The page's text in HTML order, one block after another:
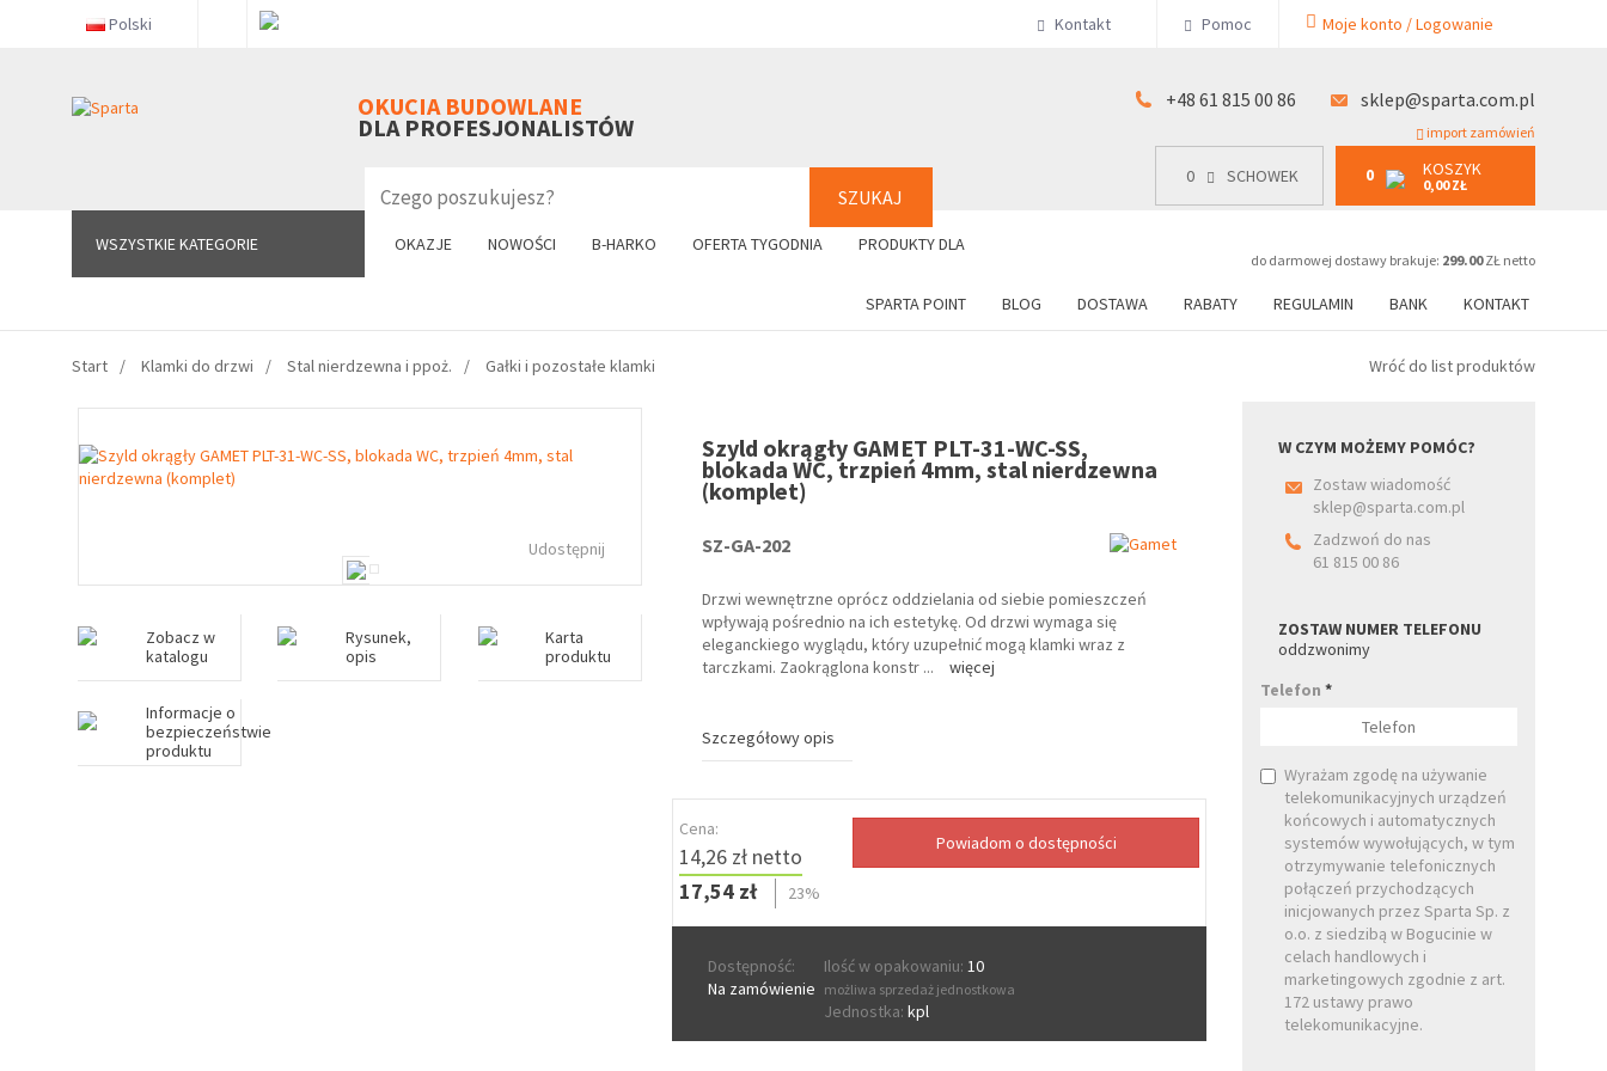
Polski Kontakt Pomoc Moje konto / Logowanie
OKUCIA BUDOWLANE
DLA PROFESJONALISTÓW
SZUKAJ
+48 61 815 00 86 sklep@sparta.com.pl
import zamówień
0 SCHOWEK 0 KOSZYK
0,00 ZŁ
do darmowej dostawy brakuje: 299.00ZŁ netto
WSZYSTKIE KATEGORIE OKAZJE NOWOŚCI B-HARKO OFERTA TYGODNIA PRODUKTY DLA
SPARTA POINT BLOG DOSTAWA RABATY REGULAMIN BANK KONTAKT
WSZYSTKIE KATEGORIE 0 SCHOWEK 0 KOSZYK
0,00 ZŁ
+48 61 815 00 86
Start Klamki do drzwi Stal nierdzewna i ppoż. Gałki i pozostałe klamki Wróć do list produktów
Udostępnij
Zobacz w
katalogu
Rysunek,
opis
Karta
produktu
Informacje o
bezpieczeństwie
produktu
Szyld okrągły GAMET PLT-31-WC-SS,
blokada WC, trzpień 4mm, stal nierdzewna
(komplet)
SZ-GA-202
Drzwi wewnętrzne oprócz oddzielania od siebie pomieszczeń
wpływają pośrednio na ich estetykę. Od drzwi wymaga się
eleganckiego wyglądu, który uzupełnić mogą klamki wraz z
tarczkami. Zaokrąglona konstr ... więcej
Szczegółowy opis
Cena:
14,26 zł netto
17,54 zł
23%
Dostępność:
Na zamówienie
Ilość w opakowaniu: 10
możliwa sprzedaż jednostkowa
Jednostka: kpl
W CZYM MOŻEMY POMÓC?
Zostaw wiadomość
sklep@sparta.com.pl
Zadzwoń do nas
61 815 00 86
ZOSTAW NUMER TELEFONU
oddzwonimy
Telefon*
Wyrażam zgodę na używanie
telekomunikacyjnych urządzeń
końcowych i automatycznych
systemów wywołujących, w tym
otrzymywanie telefonicznych
połączeń przychodzących
inicjowanych przez Sparta Sp. z
o.o. z siedzibą w Bogucinie w
celach handlowych i
marketingowych zgodnie z art.
172 ustawy prawo
telekomunikacyjne.